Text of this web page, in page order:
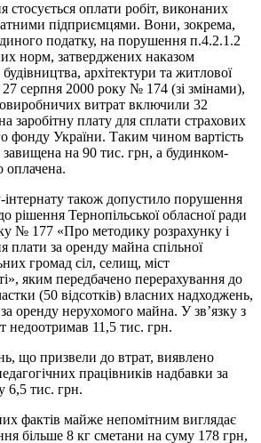
оплати робіт, виконаних
підприємцями. Вони, зокрема,
податку, на порушення п.4.2.1.2
норм, затверджених наказом
архітектури та житлової
27 серпня 2000 року № 174 (зі змінами),
витрат включили 32
заробітну плату для сплати страхових
фонду України. Таким чином вартість
завищена на 90 тис. грн, а будинком-
оплачена.
також допустило порушення
рішення Тернопільської обласної ради
№ 177 «Про методику розрахунку і
плати за оренду майна спільної
громад сіл, селищ, міст
яким передбачено перерахування до
(50 відсотків) власних надходжень,
оренду нерухомого майна. У зв’язку з
11,5 тис. грн.
що призвели до втрат, виявлено
працівників надбавки за
6,5 тис. грн.
фактів майже непомітним виглядає
більше 8 кг сметани на суму 178 грн,